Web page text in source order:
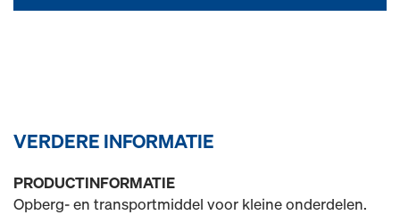
VERDERE INFORMATIE
PRODUCTINFORMATIE
Opberg- en transportmiddel voor kleine onderdelen.